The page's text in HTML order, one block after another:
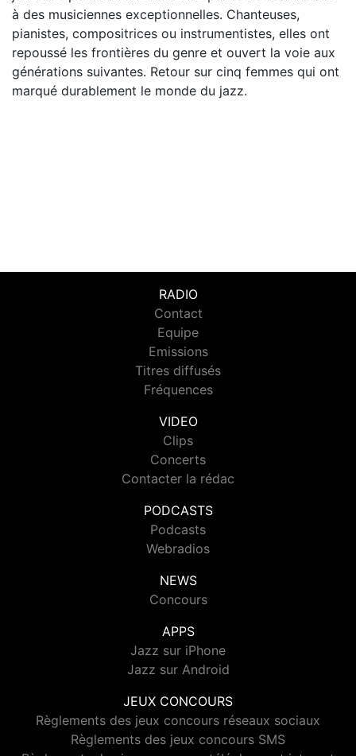
à des musiciennes exceptionnelles. Chanteuses,
pianistes, compositrices ou instrumentistes, elles ont
repoussé les frontières du genre et ouvert la voie aux
générations suivantes. Retour sur cinq femmes qui ont
marqué durablement le monde du jazz.
RADIO
Contact
Equipe
Emissions
Titres diffusés
Fréquences
VIDEO
Clips
Concerts
Contacter la rédac
PODCASTS
Podcasts
Webradios
NEWS
Concours
APPS
Jazz sur iPhone
Jazz sur Android
JEUX CONCOURS
Règlements des jeux concours réseaux sociaux
Règlements des jeux concours SMS